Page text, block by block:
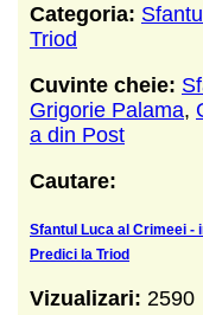
Categoria:
Triod
Cuvinte cheie:
Grigorie Palama,
a din Post
Cautare:
Sfantul Luca al Crimeei -
Predici la Triod
Vizualizari: 2590